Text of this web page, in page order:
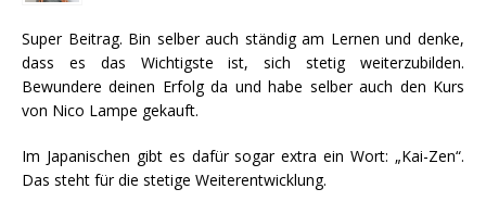
Super Beitrag. Bin selber auch ständig am Lernen und denke,
dass es das Wichtigste ist, sich stetig weiterzubilden.
Bewundere deinen Erfolg da und habe selber auch den Kurs
von Nico Lampe gekauft.
Im Japanischen gibt es dafür sogar extra ein Wort: „Kai-Zen“.
Das steht für die stetige Weiterentwicklung.